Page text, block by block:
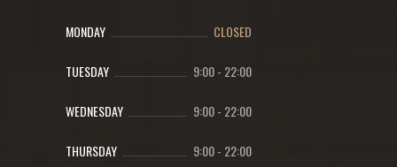
MONDAY CLOSED
TUESDAY 9:00- 22:00
WEDNESDAY 9:00- 22:00
THURSDAY 9:00- 22:00